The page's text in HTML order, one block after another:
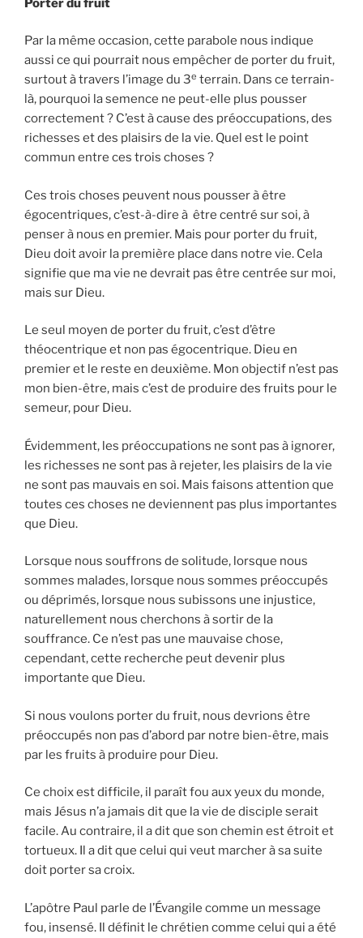
Porter du fruit
Par la même occasion, cette parabole nous indique
aussi ce qui pourrait nous empêcher de porter du fruit,
surtout à travers l’image du 3e terrain. Dans ce terrain-
là, pourquoi la semence ne peut-elle plus pousser
correctement ? C’est à cause des préoccupations, des
richesses et des plaisirs de la vie. Quel est le point
commun entre ces trois choses ?
Ces trois choses peuvent nous pousser à être
égocentriques, c’est-à-dire à être centré sur soi, à
penser à nous en premier. Mais pour porter du fruit,
Dieu doit avoir la première place dans notre vie. Cela
signifie que ma vie ne devrait pas être centrée sur moi,
mais sur Dieu.
Le seul moyen de porter du fruit, c’est d’être
théocentrique et non pas égocentrique. Dieu en
premier et le reste en deuxième. Mon objectif n’est pas
mon bien-être, mais c’est de produire des fruits pour le
semeur, pour Dieu.
Évidemment, les préoccupations ne sont pas à ignorer,
les richesses ne sont pas à rejeter, les plaisirs de la vie
ne sont pas mauvais en soi. Mais faisons attention que
toutes ces choses ne deviennent pas plus importantes
que Dieu.
Lorsque nous souffrons de solitude, lorsque nous
sommes malades, lorsque nous sommes préoccupés
ou déprimés, lorsque nous subissons une injustice,
naturellement nous cherchons à sortir de la
souffrance. Ce n’est pas une mauvaise chose,
cependant, cette recherche peut devenir plus
importante que Dieu.
Si nous voulons porter du fruit, nous devrions être
préoccupés non pas d’abord par notre bien-être, mais
par les fruits à produire pour Dieu.
Ce choix est difficile, il paraît fou aux yeux du monde,
mais Jésus n’a jamais dit que la vie de disciple serait
facile. Au contraire, il a dit que son chemin est étroit et
tortueux. Il a dit que celui qui veut marcher à sa suite
doit porter sa croix.
L’apôtre Paul parle de l’Évangile comme un message
fou, insensé. Il définit le chrétien comme celui qui a été